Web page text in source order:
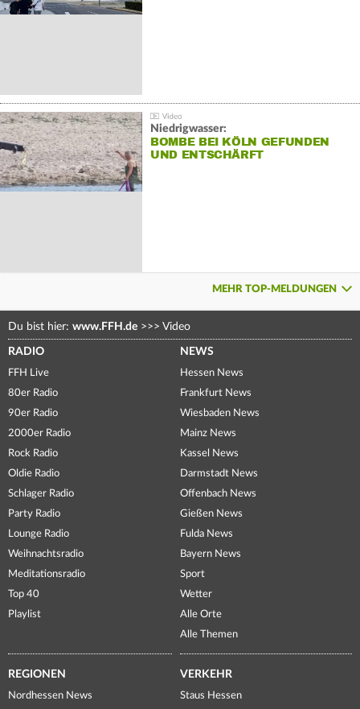
Niedrigwasser:
BOMBE BEI KÖLN GEFUNDEN
UND ENTSCHÄRFT
MEHR TOP-MELDUNGEN
Du bist hier: www.FFH.de >>> Video
RADIO
FFH Live
80er Radio
90er Radio
2000er Radio
Rock Radio
Oldie Radio
Schlager Radio
Party Radio
Lounge Radio
Weihnachtsradio
Meditationsradio
Top 40
Playlist
NEWS
Hessen News
Frankfurt News
Wiesbaden News
Mainz News
Kassel News
Darmstadt News
Offenbach News
Gießen News
Fulda News
Bayern News
Sport
Wetter
Alle Orte
Alle Themen
REGIONEN
Nordhessen News
VERKEHR
Staus Hessen